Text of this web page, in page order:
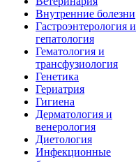
Внутренние болезни
Гастроэнтерология и
гепатология
Гематология и
трансфузиология
Генетика
Гериатрия
Гигиена
Дерматология и
венерология
Диетология
Инфекционные